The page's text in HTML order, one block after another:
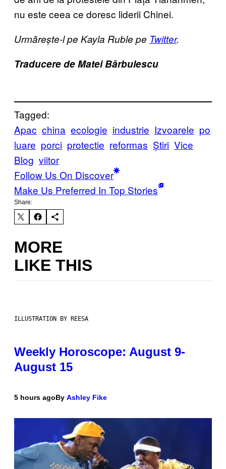
nu este ceea ce doresc liderii Chinei.
Urmărește-l pe Kayla Ruble pe Twitter.
Traducere de Matei Bărbulescu
Tagged:
Apac china ecologie industrie Izvoarele po
luare porci protectie reformas Știri Vice
Blog viitor
Follow Us On Discover
Make Us Preferred In Top Stories
Share:
MORE
LIKE THIS
ILLUSTRATION BY REESA
Weekly Horoscope: August 9-
August 15
5 hours agoBy Ashley Fike